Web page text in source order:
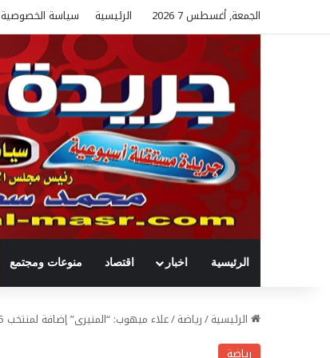
الجمعة, أغسطس 7 2026 الرئيسية سياسة الخصوصية
الرئيسية اخبار اقتصاد منوعات ومجتمع
الرئيسية/رياضة/علاء ميهوب: “المنيرى” إضافة لمنتخب 95 ووجوده يطمئننى على اللاعبين
رياضة